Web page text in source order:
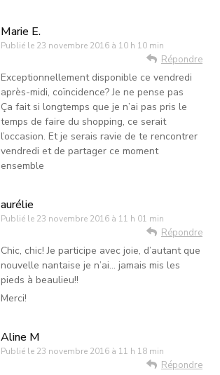
Marie E.
Publié le 23 novembre 2016 à 10 h 10 min
Répondre
Exceptionnellement disponible ce vendredi
après-midi, coïncidence? Je ne pense pas
Ça fait si longtemps que je n’ai pas pris le
temps de faire du shopping, ce serait
l’occasion. Et je serais ravie de te rencontrer
vendredi et de partager ce moment
ensemble
aurélie
Publié le 23 novembre 2016 à 11 h 01 min
Répondre
Chic, chic! Je participe avec joie, d’autant que
nouvelle nantaise je n’ai… jamais mis les
pieds à beaulieu!!
Merci!
Aline M
Publié le 23 novembre 2016 à 11 h 18 min
Répondre